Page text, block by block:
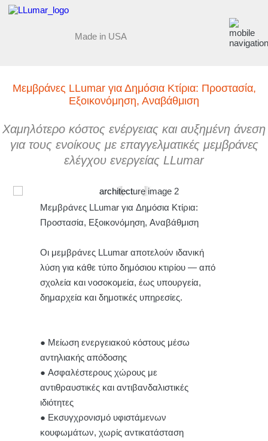
Made in USA
Μεμβράνες LLumar για Δημόσια Κτίρια: Προστασία,
Εξοικονόμηση, Αναβάθμιση
Χαμηλότερο κόστος ενέργειας και αυξημένη άνεση
για τους ενοίκους με επαγγελματικές μεμβράνες
ελέγχου ενεργείας LLumar
Μεμβράνες LLumar για Δημόσια Κτίρια:
Προστασία, Εξοικονόμηση, Αναβάθμιση
Οι μεμβράνες LLumar αποτελούν ιδανική
λύση για κάθε τύπο δημόσιου κτιρίου — από
σχολεία και νοσοκομεία, έως υπουργεία,
δημαρχεία και δημοτικές υπηρεσίες.
● Μείωση ενεργειακού κόστους μέσω
αντηλιακής απόδοσης
● Ασφαλέστερους χώρους με
αντιθραυστικές και αντιβανδαλιστικές
ιδιότητες
● Εκσυγχρονισμό υφιστάμενων
κουφωμάτων, χωρίς αντικατάσταση